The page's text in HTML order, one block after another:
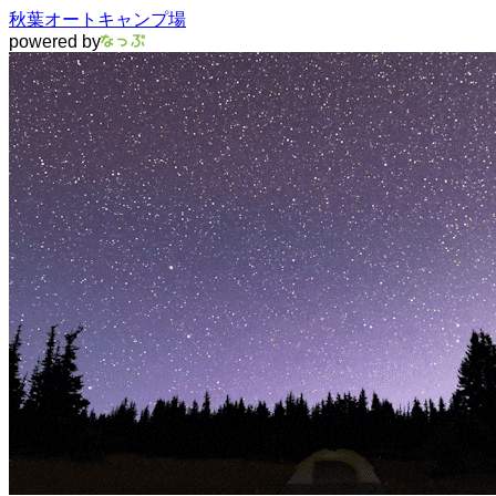
秋葉オートキャンプ場
powered by